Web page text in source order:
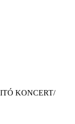
KONCERT/